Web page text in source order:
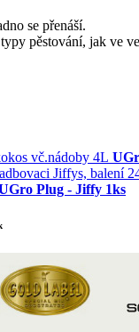
se přenáší.
pěstování, jak ve
Plug - Jiffy 1ks